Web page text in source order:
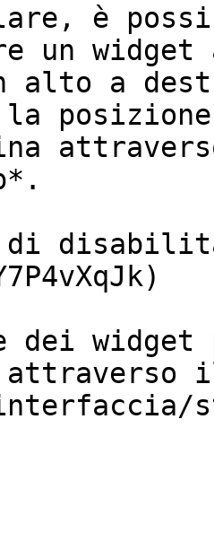
è
un
alto a
la
di
dei